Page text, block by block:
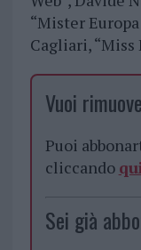
“Mister
Cagliari, “Miss
Vuoi
Puoi
cliccando qui
Sei già